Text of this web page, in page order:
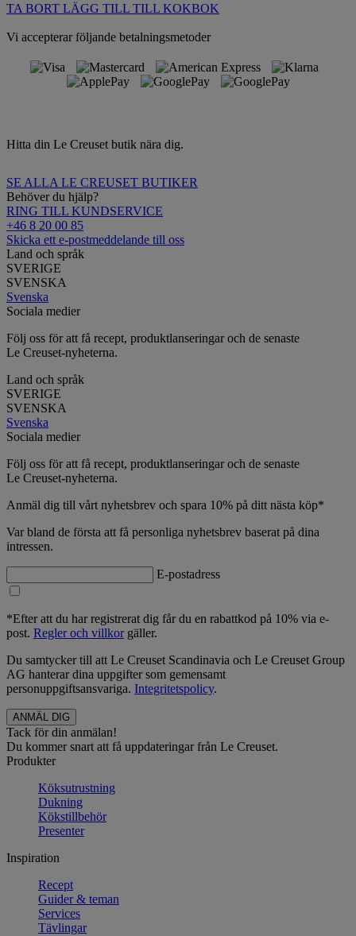
TA BORT LÄGG TILL TILL KOKBOK
Vi accepterar följande betalningsmetoder
Hitta din Le Creuset butik nära dig.
SE ALLA LE CREUSET BUTIKER
Behöver du hjälp?
RING TILL KUNDSERVICE
+46 8 20 00 85
Skicka ett e-postmeddelande till oss
Land och språk
SVERIGE
SVENSKA
Svenska
Sociala medier
Följ oss för att få recept, produktlanseringar och de senaste
Le Creuset-nyheterna.
Land och språk
SVERIGE
SVENSKA
Svenska
Sociala medier
Följ oss för att få recept, produktlanseringar och de senaste
Le Creuset-nyheterna.
Anmäl dig till vårt nyhetsbrev och spara 10% på ditt nästa köp*
Var bland de första att få personliga nyhetsbrev baserat på dina
intressen.
E-postadress
*Efter att du har registrerat dig får du en rabattkod på 10% via e-
post. Regler och villkorgäller.
Du samtycker till att Le Creuset Scandinavia och Le Creuset Group
AG hanterar dina uppgifter som gemensamt
personuppgiftsansvariga. Integritetspolicy.
Tack för din anmälan!
Du kommer snart att få uppdateringar från Le Creuset.
Produkter
Köksutrustning
Dukning
Kökstillbehör
Presenter
Inspiration
Recept
Guider & teman
Services
Tävlingar